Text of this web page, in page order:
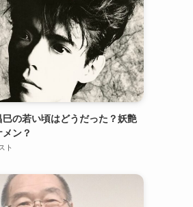
巳の若い頃はどうだった？妖艶
ン？
ト